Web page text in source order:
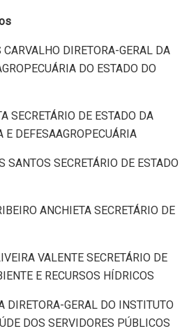
DIRETORA-GERAL DA
DO ESTADO DO
SECRETÁRIO DE ESTADO DA
DEFESAAGROPECUÁRIA
SANTOS SECRETÁRIO DE ESTADO
ANCHIETA SECRETÁRIO DE
VALENTE SECRETÁRIO DE
E RECURSOS HÍDRICOS
DIRETORA-GERAL DO INSTITUTO
DOS SERVIDORES PÚBLICOS